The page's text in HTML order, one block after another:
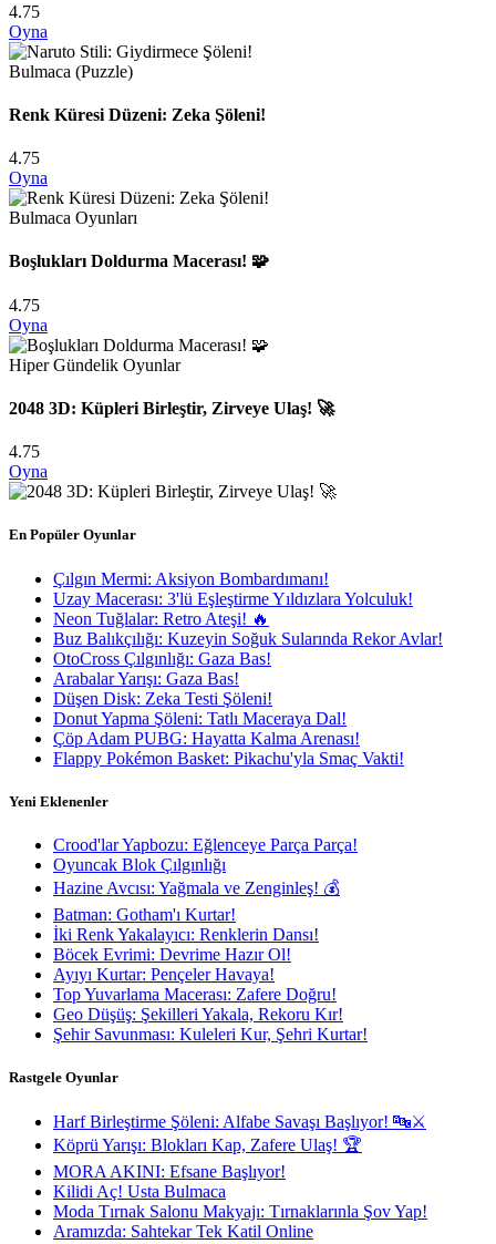
4.75
Oyna
Bulmaca (Puzzle)
Renk Küresi Düzeni: Zeka Şöleni!
4.75
Oyna
Bulmaca Oyunları
Boşlukları Doldurma Macerası! 🧩
4.75
Oyna
Hiper Gündelik Oyunlar
2048 3D: Küpleri Birleştir, Zirveye Ulaş! 🚀
4.75
Oyna
En Popüler Oyunlar
Çılgın Mermi: Aksiyon Bombardımanı!
Uzay Macerası: 3'lü Eşleştirme Yıldızlara Yolculuk!
Neon Tuğlalar: Retro Ateşi! 🔥
Buz Balıkçılığı: Kuzeyin Soğuk Sularında Rekor Avlar!
OtoCross Çılgınlığı: Gaza Bas!
Arabalar Yarışı: Gaza Bas!
Düşen Disk: Zeka Testi Şöleni!
Donut Yapma Şöleni: Tatlı Maceraya Dal!
Çöp Adam PUBG: Hayatta Kalma Arenası!
Flappy Pokémon Basket: Pikachu'yla Smaç Vakti!
Yeni Eklenenler
Crood'lar Yapbozu: Eğlenceye Parça Parça!
Oyuncak Blok Çılgınlığı
Hazine Avcısı: Yağmala ve Zenginleş! 💰
Batman: Gotham'ı Kurtar!
İki Renk Yakalayıcı: Renklerin Dansı!
Böcek Evrimi: Devrime Hazır Ol!
Ayıyı Kurtar: Pençeler Havaya!
Top Yuvarlama Macerası: Zafere Doğru!
Geo Düşüş: Şekilleri Yakala, Rekoru Kır!
Şehir Savunması: Kuleleri Kur, Şehri Kurtar!
Rastgele Oyunlar
Harf Birleştirme Şöleni: Alfabe Savaşı Başlıyor! 🔤⚔️
Köprü Yarışı: Blokları Kap, Zafere Ulaş! 🏆
MORA AKINI: Efsane Başlıyor!
Kilidi Aç! Usta Bulmaca
Moda Tırnak Salonu Makyajı: Tırnaklarınla Şov Yap!
Aramızda: Sahtekar Tek Katil Online